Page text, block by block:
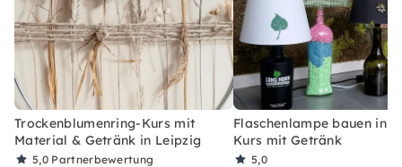
Trockenblumenring-Kurs mit
Material & Getränk in Leipzig
5,0 Partnerbewertung
Flaschenlampe bauen in
Kurs mit Getränk
5,0